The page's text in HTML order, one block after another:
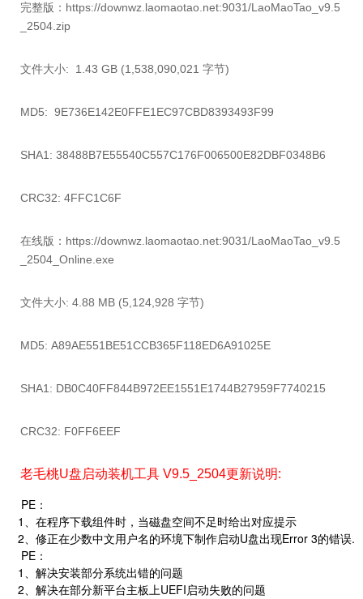
完整版： https://downwz.laomaotao.net:9031/LaoMaoTao_v9.5
_2504.zip
文件大小: 1.43 GB (1,538,090,021 字节)
MD5: 9E736E142E0FFE1EC97CBD8393493F99
SHA1: 38488B7E55540C557C176F006500E82DBF0348B6
CRC32: 4FFC1C6F
在线版： https://downwz.laomaotao.net:9031/LaoMaoTao_v9.5
_2504_Online.exe
文件大小: 4.88 MB (5,124,928 字节)
MD5: A89AE551BE51CCB365F118ED6A91025E
SHA1: DB0C40FF844B972EE1551E1744B27959F7740215
CRC32: F0FF6EEF
老毛桃U盘启动装机工具 V9.5_2504更新说明:
PE：
1、在程序下载组件时，当磁盘空间不足时给出对应提示
2、修正在少数中文用户名的环境下制作启动U盘出现Error 3的错误.
PE：
1、解决安装部分系统出错的问题
2、解决在部分新平台主板上UEFI启动失败的问题